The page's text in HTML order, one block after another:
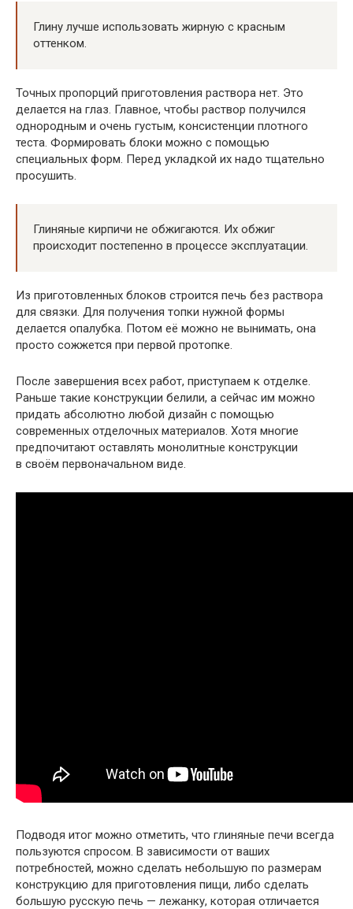
Глину лучше использовать жирную с красным
оттенком.
Точных пропорций приготовления раствора нет. Это
делается на глаз. Главное, чтобы раствор получился
однородным и очень густым, консистенции плотного
теста. Формировать блоки можно с помощью
специальных форм. Перед укладкой их надо тщательно
просушить.
Глиняные кирпичи не обжигаются. Их обжиг
происходит постепенно в процессе эксплуатации.
Из приготовленных блоков строится печь без раствора
для связки. Для получения топки нужной формы
делается опалубка. Потом её можно не вынимать, она
просто сожжется при первой протопке.
После завершения всех работ, приступаем к отделке.
Раньше такие конструкции белили, а сейчас им можно
придать абсолютно любой дизайн с помощью
современных отделочных материалов. Хотя многие
предпочитают оставлять монолитные конструкции
в своём первоначальном виде.
Подводя итог можно отметить, что глиняные печи всегда
пользуются спросом. В зависимости от ваших
потребностей, можно сделать небольшую по размерам
конструкцию для приготовления пищи, либо сделать
большую русскую печь — лежанку, которая отличается